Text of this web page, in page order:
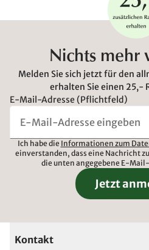
Nichts mehr
Melden Sie sich jetzt für den
erhalten Sie einen 25,-
E-Mail-Adresse (Pflichtfeld)
Ich habe die Informationen zum
einverstanden, dass eine Nachricht
die unten angegebene E-
Jetzt
Kontakt